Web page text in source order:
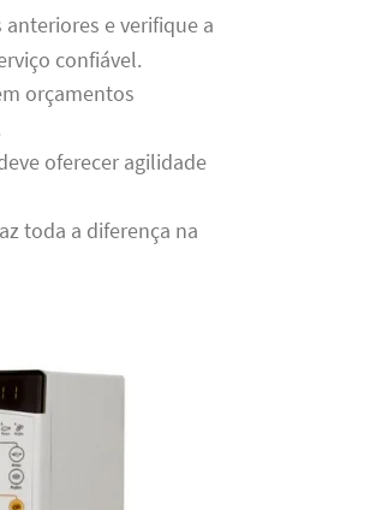
e verifique a
confiável.
orçamentos
oferecer agilidade
toda a diferença na